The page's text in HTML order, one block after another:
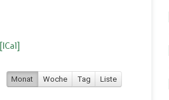
[ICal]
Monat Woche Tag Liste